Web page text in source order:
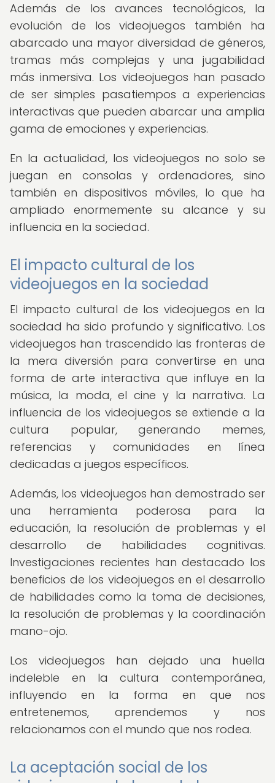
Además de los avances tecnológicos, la
evolución de los videojuegos también ha
abarcado una mayor diversidad de géneros,
tramas más complejas y una jugabilidad
más inmersiva. Los videojuegos han pasado
de ser simples pasatiempos a experiencias
interactivas que pueden abarcar una amplia
gama de emociones y experiencias.
En la actualidad, los videojuegos no solo se
juegan en consolas y ordenadores, sino
también en dispositivos móviles, lo que ha
ampliado enormemente su alcance y su
influencia en la sociedad.
El impacto cultural de los
videojuegos en la sociedad
El impacto cultural de los videojuegos en la
sociedad ha sido profundo y significativo. Los
videojuegos han trascendido las fronteras de
la mera diversión para convertirse en una
forma de arte interactiva que influye en la
música, la moda, el cine y la narrativa. La
influencia de los videojuegos se extiende a la
cultura popular, generando memes,
referencias y comunidades en línea
dedicadas a juegos específicos.
Además, los videojuegos han demostrado ser
una herramienta poderosa para la
educación, la resolución de problemas y el
desarrollo de habilidades cognitivas.
Investigaciones recientes han destacado los
beneficios de los videojuegos en el desarrollo
de habilidades como la toma de decisiones,
la resolución de problemas y la coordinación
mano-ojo.
Los videojuegos han dejado una huella
indeleble en la cultura contemporánea,
influyendo en la forma en que nos
entretenemos, aprendemos y nos
relacionamos con el mundo que nos rodea.
La aceptación social de los